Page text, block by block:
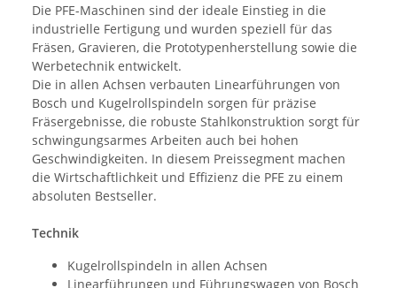
Die PFE-Maschinen sind der ideale Einstieg in die
industrielle Fertigung und wurden speziell für das
Fräsen, Gravieren, die Prototypenherstellung sowie die
Werbetechnik entwickelt.
Die in allen Achsen verbauten Linearführungen von
Bosch und Kugelrollspindeln sorgen für präzise
Fräsergebnisse, die robuste Stahlkonstruktion sorgt für
schwingungsarmes Arbeiten auch bei hohen
Geschwindigkeiten. In diesem Preissegment machen
die Wirtschaftlichkeit und Effizienz die PFE zu einem
absoluten Bestseller.
Technik
Kugelrollspindeln in allen Achsen
Linearführungen und Führungswagen von Bosch